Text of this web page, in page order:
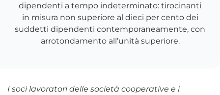
dipendenti a tempo indeterminato: tirocinanti
in misura non superiore al dieci per cento dei
suddetti dipendenti contemporaneamente, con
arrotondamento all’unità superiore.
I soci lavoratori delle società cooperative e i